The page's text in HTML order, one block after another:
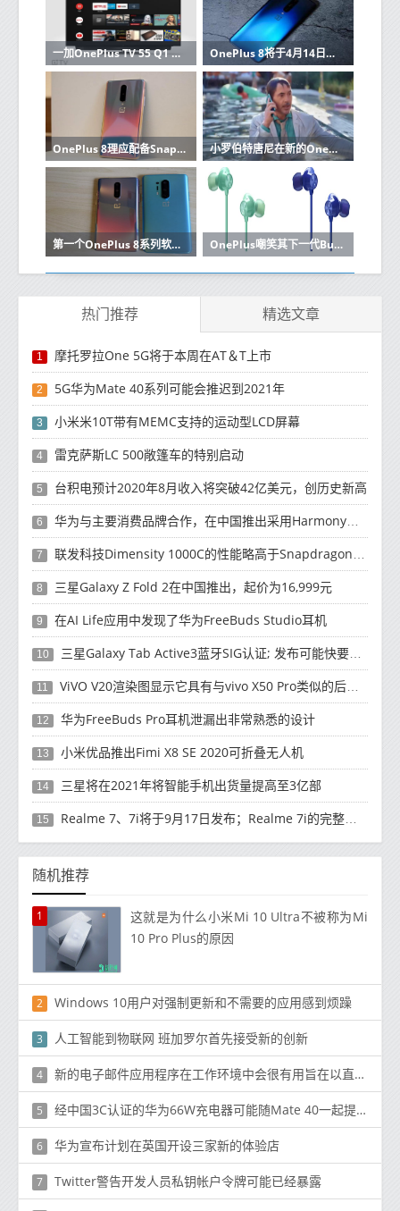
一加OnePlus TV 55 Q1 Pro长期审查 OnePlus 8将于4月14日发布
OnePlus 8理应配备Snapdragon 765处理器并且价格较低 小罗伯特唐尼在新的OnePlus 8 Pro促销视频中担任主角
第一个OnePlus 8系列软件更新带来了不少更改 OnePlus嘲笑其下一代Bullets Wireless耳机的设计
热门推荐 精选文章
1 摩托罗拉One 5G将于本周在AT＆T上市
2 5G华为Mate 40系列可能会推迟到2021年
3 小米米10T带有MEMC支持的运动型LCD屏幕
4 雷克萨斯LC 500敞篷车的特别启动
5 台积电预计2020年8月收入将突破42亿美元，创历史新高
6 华为与主要消费品牌合作，在中国推出采用HarmonyOS 2.0的智能家居产品
7 联发科技Dimensity 1000C的性能略高于Snapdragon 765G
8 三星Galaxy Z Fold 2在中国推出，起价为16,999元
9 在AI Life应用中发现了华为FreeBuds Studio耳机
10 三星Galaxy Tab Active3蓝牙SIG认证; 发布可能快要结束了
11 ViVO V20渲染图显示它具有与vivo X50 Pro类似的后部设计
12 华为FreeBuds Pro耳机泄漏出非常熟悉的设计
13 小米优品推出Fimi X8 SE 2020可折叠无人机
14 三星将在2021年将智能手机出货量提高至3亿部
15 Realme 7、7i将于9月17日发布；Realme 7i的完整规格并导致泄漏
随机推荐
1
这就是为什么小米Mi 10 Ultra不被称为Mi
10 Pro Plus的原因
2 Windows 10用户对强制更新和不需要的应用感到烦躁
3 人工智能到物联网 班加罗尔首先接受新的创新
4 新的电子邮件应用程序在工作环境中会很有用旨在以直观方式组织电子邮件收件箱的新功能
5 经中国3C认证的华为66W充电器可能随Mate 40一起提供
6 华为宣布计划在英国开设三家新的体验店
7 Twitter警告开发人员私钥帐户令牌可能已经暴露